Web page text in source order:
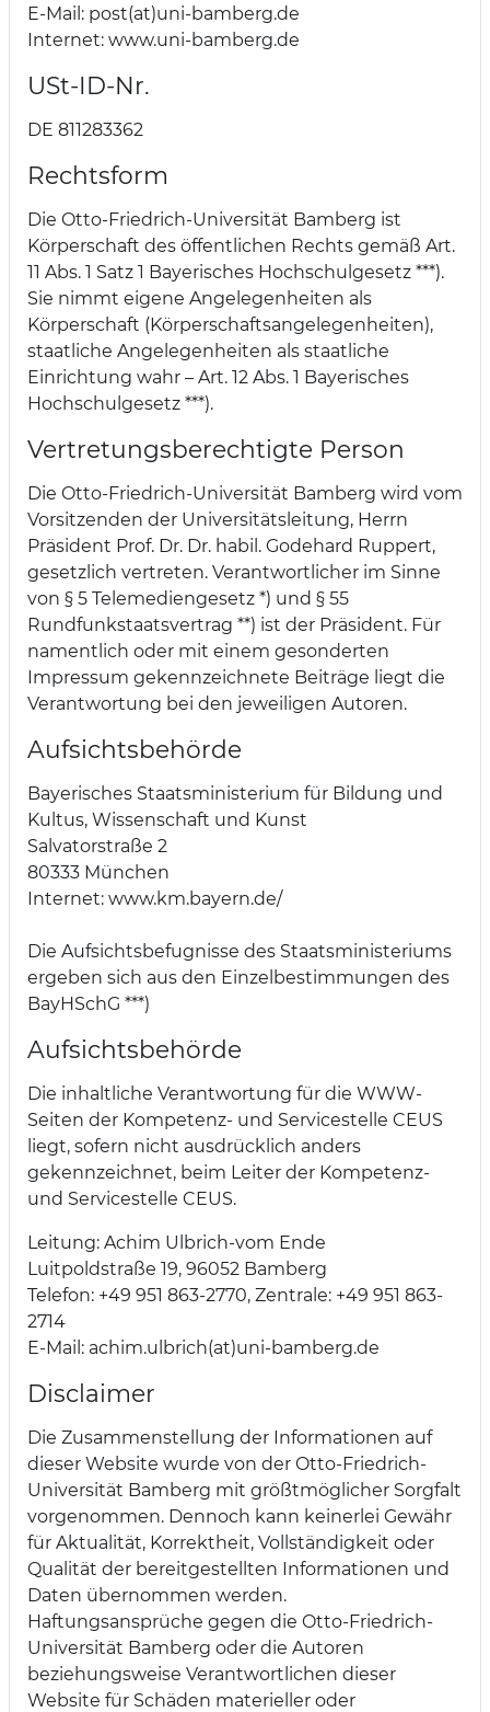
E-Mail: post(at)uni-bamberg.de
Internet: www.uni-bamberg.de
USt-ID-Nr.
DE 811283362
Rechtsform
Die Otto-Friedrich-Universität Bamberg ist
Körperschaft des öffentlichen Rechts gemäß Art.
11 Abs. 1 Satz 1 Bayerisches Hochschulgesetz ***).
Sie nimmt eigene Angelegenheiten als
Körperschaft (Körperschaftsangelegenheiten),
staatliche Angelegenheiten als staatliche
Einrichtung wahr – Art. 12 Abs. 1 Bayerisches
Hochschulgesetz ***).
Vertretungsberechtigte Person
Die Otto-Friedrich-Universität Bamberg wird vom
Vorsitzenden der Universitätsleitung, Herrn
Präsident Prof. Dr. Dr. habil. Godehard Ruppert,
gesetzlich vertreten. Verantwortlicher im Sinne
von § 5 Telemediengesetz *) und § 55
Rundfunkstaatsvertrag **) ist der Präsident. Für
namentlich oder mit einem gesonderten
Impressum gekennzeichnete Beiträge liegt die
Verantwortung bei den jeweiligen Autoren.
Aufsichtsbehörde
Bayerisches Staatsministerium für Bildung und
Kultus, Wissenschaft und Kunst
Salvatorstraße 2
80333 München
Internet: www.km.bayern.de/
Die Aufsichtsbefugnisse des Staatsministeriums
ergeben sich aus den Einzelbestimmungen des
BayHSchG ***)
Aufsichtsbehörde
Die inhaltliche Verantwortung für die WWW-
Seiten der Kompetenz- und Servicestelle CEUS
liegt, sofern nicht ausdrücklich anders
gekennzeichnet, beim Leiter der Kompetenz-
und Servicestelle CEUS.
Leitung: Achim Ulbrich-vom Ende
Luitpoldstraße 19, 96052 Bamberg
Telefon: +49 951 863-2770, Zentrale: +49 951 863-
2714
E-Mail: achim.ulbrich(at)uni-bamberg.de
Disclaimer
Die Zusammenstellung der Informationen auf
dieser Website wurde von der Otto-Friedrich-
Universität Bamberg mit größtmöglicher Sorgfalt
vorgenommen. Dennoch kann keinerlei Gewähr
für Aktualität, Korrektheit, Vollständigkeit oder
Qualität der bereitgestellten Informationen und
Daten übernommen werden.
Haftungsansprüche gegen die Otto-Friedrich-
Universität Bamberg oder die Autoren
beziehungsweise Verantwortlichen dieser
Website für Schäden materieller oder